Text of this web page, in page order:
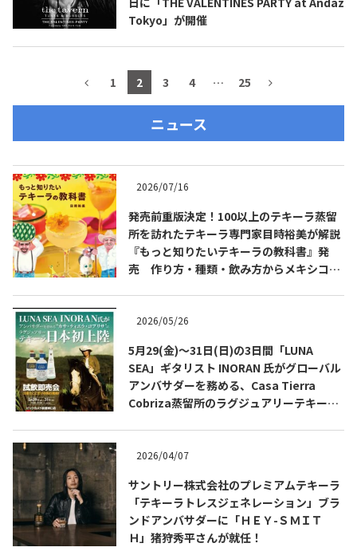
Tokyo」が開催
1 2 3 4 … 25
ニュース
2026/07/16
発売前重版決定！100以上のテキーラ蒸留
所を訪れたテキーラ専門家目時裕美が解説
『もっと知りたいテキーラの教科書』発
売 作り方・種類・飲み方からメキシコ文
2026/05/26
5月29(金)～31日(日)の3日間「LUNA
SEA」ギタリスト INORAN 氏がグローバル
アンバサダーを務める、Casa Tierra
Cobriza蒸留所のラグジュアリーテキーラ
2026/04/07
サントリー株式会社のプレミアムテキーラ
「テキーラトレスジェネレーション」ブラ
ンドアンバサダーに「ＨＥＹ-ＳＭＩＴ
Ｈ」猪狩秀平さんが就任！